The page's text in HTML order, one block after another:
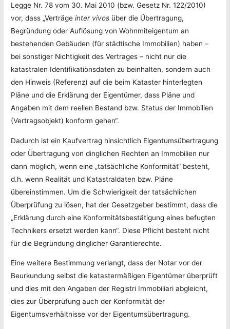
Legge Nr. 78 vom 30. Mai 2010 (bzw. Gesetz Nr. 122/2010)
vor, dass „Verträgeinter vivos über die Übertragung,
Begründung oder Auflösung von Wohnmiteigentum an
bestehenden Gebäuden (für städtische Immobilien) haben –
bei sonstiger Nichtigkeit des Vertrages – nicht nur die
katastralen Identifikationsdaten zu beinhalten, sondern auch
den Hinweis (Referenz) auf die beim Kataster hinterlegten
Pläne und die Erklärung der Eigentümer, dass Pläne und
Angaben mit dem reellen Bestand bzw. Status der Immobilien
(Vertragsobjekt) konform gehen“.
Dadurch ist ein Kaufvertrag hinsichtlich Eigentumsübertragung
oder Übertragung von dinglichen Rechten an Immobilien nur
dann möglich, wenn eine „tatsächliche Konformität“ besteht,
d.h. wenn Realität und Katastraldaten bzw. Pläne
übereinstimmen. Um die Schwierigkeit der tatsächlichen
Überprüfung zu lösen, hat der Gesetzgeber bestimmt, dass die
„Erklärung durch eine Konformitätsbestätigung eines befugten
Technikers ersetzt werden kann“. Diese Pflicht besteht nicht
für die Begründung dinglicher Garantierechte.
Eine weitere Bestimmung verlangt, dass der Notar vor der
Beurkundung selbst die katastermäßigen Eigentümer überprüft
und dies mit den Angaben der Registri Immobiliari abgleicht,
dies zur Überprüfung auch der Konformität der
Eigentumsverhältnisse vor der Eigentumsübertragung.